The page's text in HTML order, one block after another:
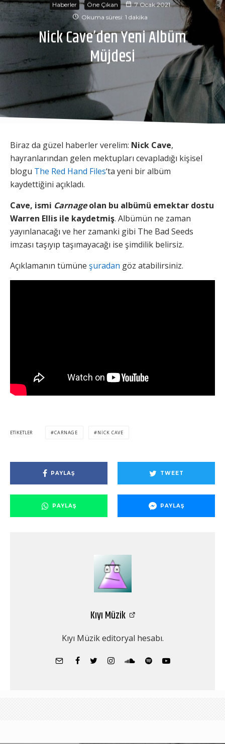
Haberler Öne Çıkan
7 Ocak 2021
Okuma süresi: 1 dakika
Nick Cave’den Yeni Albüm
Müjdesi
Biraz da güzel haberler verelim: Nick Cave,
hayranlarından gelen mektupları cevapladığı kişisel
blogu The Red Hand Files‘ta yeni bir albüm
kaydettiğini açıkladı.
Cave, ismi Carnageolan bu albümü emektar dostu
Warren Ellis ile kaydetmiş. Albümün ne zaman
yayınlanacağı ve her zamanki gibi The Bad Seeds
imzası taşıyıp taşımayacağı ise şimdilik belirsiz.
Açıklamanın tümüne şuradan göz atabilirsiniz.
ETIKETLER CARNAGE NICK CAVE
PAYLAŞ TWEET
PAYLAŞ PAYLAŞ
Kıyı Müzik
Kıyı Müzik editoryal hesabı.